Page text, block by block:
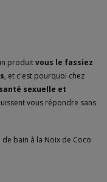
produitvous le fassiez
, et c'est pourquoi chez
santé sexuelle et
vous répondre sans
bain à la Noix de Coco